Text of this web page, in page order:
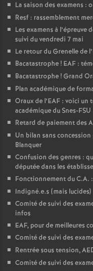
La saison des examens :
Resf : rassemblement
Les examens à
suivi du vendredi 7 mai
Le retour du Grenelle de
Bacatastrophe! EAF :
Bacatastrophe! Grand
Plan académique de
Oraux de l’EAF : voici
académique du Snes-FSU
Retard de paiement des
Un bilan sans
Blanquer
Confusion des genres :
députée dans les
Fonctionnement du C.A.
Indigné.e.s (mais lucides)
Comité de suivi des
infos
EAF, pour de meilleures
Comité de suivi des
Rentrée sous tension,
Comité de suivi des